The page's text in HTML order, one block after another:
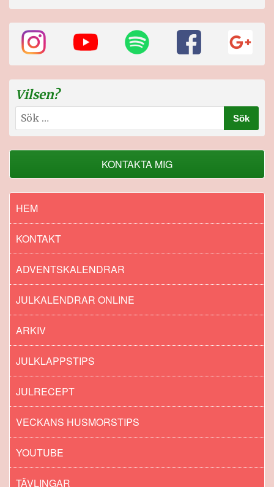
Vilsen?
Sök
efter:
KONTAKTA MIG
HEM
KONTAKT
ADVENTSKALENDRAR
JULKALENDRAR ONLINE
ARKIV
JULKLAPPSTIPS
JULRECEPT
VECKANS HUSMORSTIPS
YOUTUBE
TÄVLINGAR